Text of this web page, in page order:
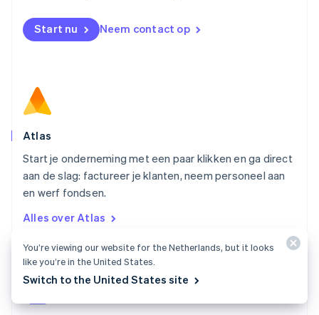
Start nu Neem contact op
Atlas
Start je onderneming met een paar klikken en ga direct
aan de slag: factureer je klanten, neem personeel aan
en werf fondsen.
Alles over Atlas
English
Noorwegen
English
Portugal
Português
English
Singapore
English简体中文
EnglishItaliano
English
Spanje
EspañolEnglish
ไทยEnglish
You’re viewing our website for the Netherlands, but it looks
like you’re in the United States.
Switch to the United States site